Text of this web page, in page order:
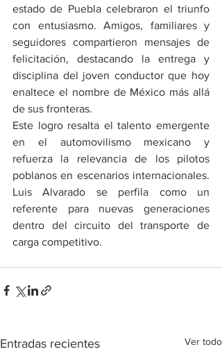
estado de Puebla celebraron el triunfo
con entusiasmo. Amigos, familiares y
seguidores compartieron mensajes de
felicitación, destacando la entrega y
disciplina del joven conductor que hoy
enaltece el nombre de México más allá
de sus fronteras.
Este logro resalta el talento emergente
en el automovilismo mexicano y
refuerza la relevancia de los pilotos
poblanos en escenarios internacionales.
Luis Alvarado se perfila como un
referente para nuevas generaciones
dentro del circuito del transporte de
carga competitivo.
Entradas recientes Ver todo